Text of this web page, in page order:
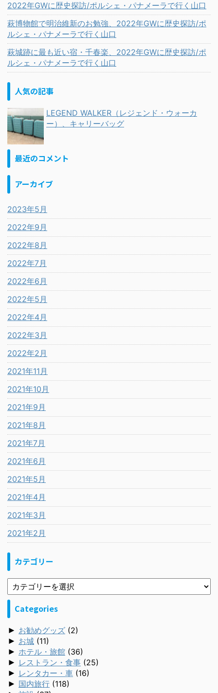
2022年GWに歴史探訪/ポルシェ・パナメーラで行く山口
萩博物館で明治維新のお勉強、2022年GWに歴史探訪/ポ
ルシェ・パナメーラで行く山口
萩城跡に最も近い宿・千春楽、2022年GWに歴史探訪/ポ
ルシェ・パナメーラで行く山口
人気の記事
LEGEND WALKER（レジェンド・ウォーカ
ー）、キャリーバッグ
最近のコメント
アーカイブ
2023年5月
2022年9月
2022年8月
2022年7月
2022年6月
2022年5月
2022年4月
2022年3月
2022年2月
2021年11月
2021年10月
2021年9月
2021年8月
2021年7月
2021年6月
2021年5月
2021年4月
2021年3月
2021年2月
カテゴリー
Categories
► お勧めグッズ (2)
► お城 (11)
► ホテル・旅館 (36)
► レストラン・食事 (25)
► レンタカー・車 (16)
► 国内旅行 (118)